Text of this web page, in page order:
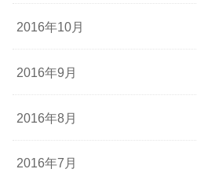
2016年10月
2016年9月
2016年8月
2016年7月